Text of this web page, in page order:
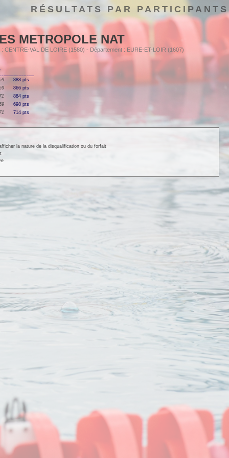
RÉSULTATS PAR PARTICIPANTS
METROPOLE NAT
CENTRE-VAL DE LOIRE (1580) - Département : EURE-ET-LOIR (1607)
888 pts
866 pts
884 pts
698 pts
714 pts
la nature de la disqualification ou du forfait